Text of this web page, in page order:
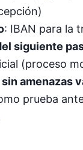
: IBAN para la
siguiente
(proceso
amenazas
prueba